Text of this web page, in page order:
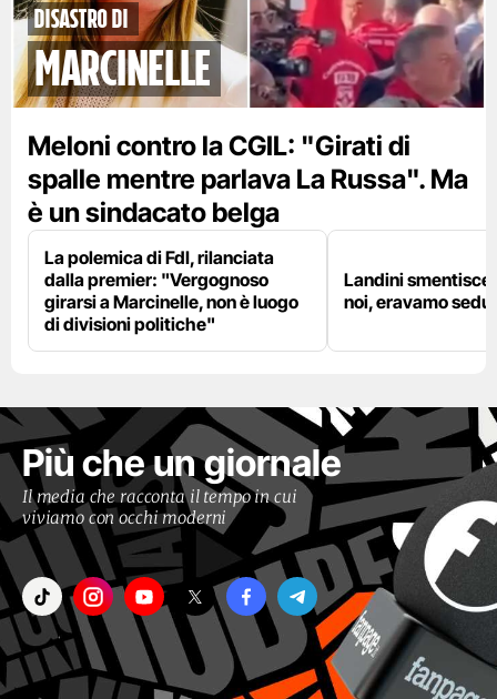
disastro di
marcinelle
Meloni contro la CGIL: "Girati di
spalle mentre parlava La Russa". Ma
è un sindacato belga
La polemica di FdI, rilanciata
dalla premier: "Vergognoso
girarsi a Marcinelle, non è luogo
di divisioni politiche"
Landini
noi, eravamo
Più che un giornale
Il media che racconta il tempo in cui
viviamo con occhi moderni